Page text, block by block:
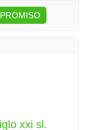
xxi sl.